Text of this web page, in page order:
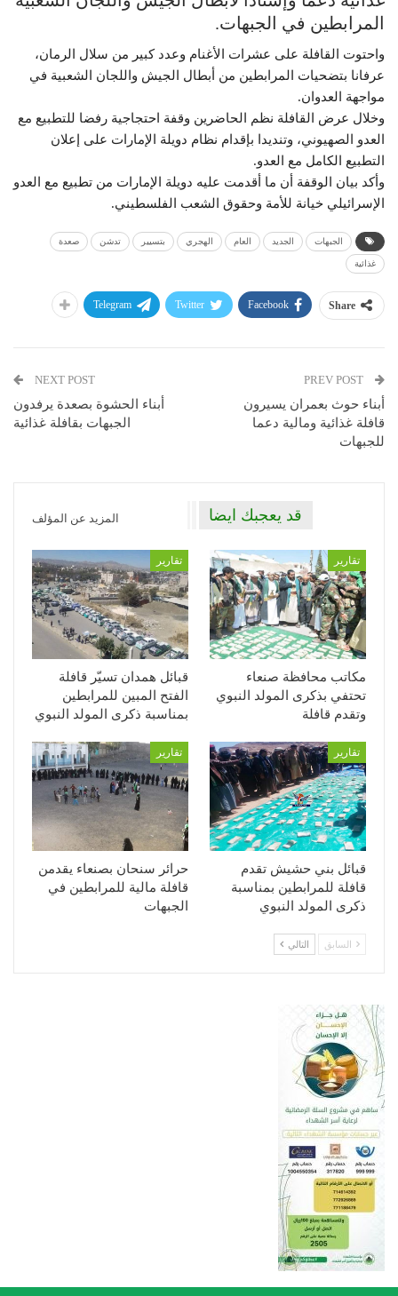
المرابطين في الجبهات.
واحتوت القافلة على عشرات الأغنام وعدد كبير من سلال الرمان،
عرفانا بتضحيات المرابطين من أبطال الجيش واللجان الشعبية في
مواجهة العدوان.
وخلال عرض القافلة نظم الحاضرين وقفة احتجاجية رفضا للتطبيع مع
العدو الصهيوني، وتنديدا بإقدام نظام دويلة الإمارات على إعلان
التطبيع الكامل مع العدو.
وأكد بيان الوقفة أن ما أقدمت عليه دويلة الإمارات من تطبيع مع العدو
الإسرائيلي خيانة للأمة وحقوق الشعب الفلسطيني.
الجبهات الجديد العام الهجري بتسيير تدشن صعدة
غذائية
Share
Facebook
Twitter
Telegram
أبناء حوث بعمران يسيرون
قافلة غذائية ومالية دعما
للجبهات
NEXT POST
أبناء الحشوة بصعدة يرفدون
الجبهات بقافلة غذائية
قد يعجبك ايضا المزيد عن المؤلف
تقارير
مكاتب محافظة صنعاء
تحتفي بذكرى المولد النبوي
وتقدم قافلة
تقارير
قبائل همدان تسيّر قافلة
الفتح المبين للمرابطين
بمناسبة ذكرى المولد النبوي
تقارير
قبائل بني حشيش تقدم
قافلة للمرابطين بمناسبة
ذكرى المولد النبوي
تقارير
حرائر سنحان بصنعاء يقدمن
قافلة مالية للمرابطين في
الجبهات
السابق التالي